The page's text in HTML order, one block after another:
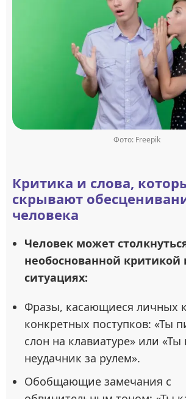
Фото: Freepik
Критика и слова,
скрывают
человека
Человек может
необоснованной
ситуациях:
Фразы, касающиеся личных
конкретных поступков: «Ты
слон на клавиатуре» или «Ты
неудачник за рулем».
Обобщающие замечания с